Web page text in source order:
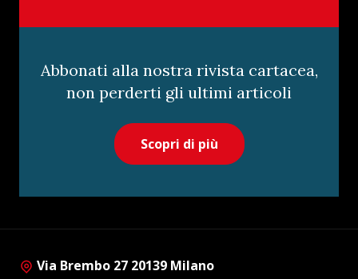
Abbonati alla nostra rivista cartacea,
non perderti gli ultimi articoli
Scopri di più
Via Brembo 27 20139 Milano